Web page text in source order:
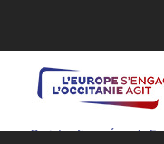
Projet cofinancé par le